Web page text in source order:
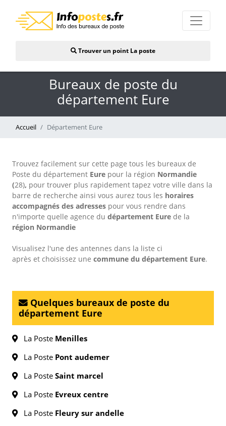
Trouver un point La poste
Bureaux de poste du
département Eure
Accueil Département Eure
Trouvez facilement sur cette page tous les bureaux de
Poste du département Eure pour la région Normandie
(28), pour trouver plus rapidement tapez votre ville dans la
barre de recherche ainsi vous aurez tous les horaires
accompagnés des adresses pour vous rendre dans
n'importe quelle agence du département Eure de la
région Normandie
Visualisez l'une des antennes dans la liste ci
après et choisissez une commune du département Eure.
Quelques bureaux de poste du
département Eure
La Poste Menilles
La Poste Pont audemer
La Poste Saint marcel
La Poste Evreux centre
La Poste Fleury sur andelle